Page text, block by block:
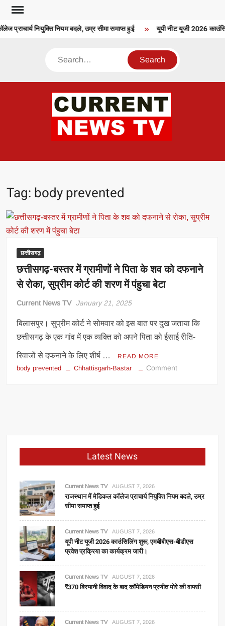
Skip
content
प्राचार्य नियुक्ति नियम बदले, उम्र सीमा समाप्त हुई यूपी नीट यूजी 2026
Search
Tag: body prevented
छत्तीसगढ़
छत्तीसगढ़-बस्तर में ग्रामीणों ने पिता के शव को दफनाने
से रोका, सुप्रीम कोर्ट की शरण में पंहुचा बेटा
Current News TV January 21, 2025
बिलासपुर। सुप्रीम कोर्ट ने सोमवार को इस बात पर दुख जताया कि
छत्तीसगढ़ के एक गांव में एक व्यक्ति को अपने पिता को ईसाई रीति-
रिवाजों से दफनाने के लिए शीर्ष … READ MORE
body prevented Chhattisgarh-Bastar Commenton
के
से
की
में
बेटा
Latest News
Current News TV AUGUST 7, 2026
राजस्थान में मेडिकल कॉलेज प्राचार्य नियुक्ति नियम बदले, उम्र
सीमा समाप्त हुई
Current News TV AUGUST 7, 2026
यूपी नीट यूजी 2026 काउंसिलिंग शुरू, एमबीबीएस-बीडीएस
प्रवेश प्रक्रिया का कार्यक्रम जारी।
Current News TV AUGUST 7, 2026
₹370 बिरयानी विवाद के बाद कॉमेडियन प्रणीत मोरे की वापसी
Current News TV AUGUST 7, 2026